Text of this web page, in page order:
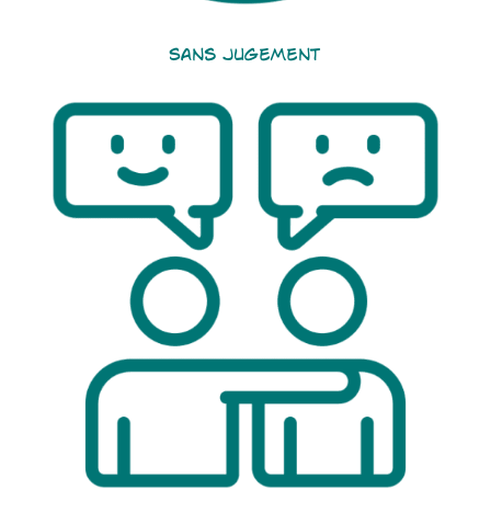
Sans Jugement